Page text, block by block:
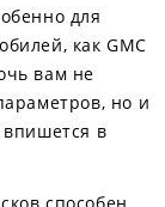
для
как GMC
вам не
но и
в